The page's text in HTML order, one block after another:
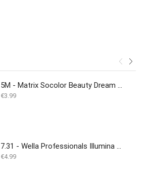
5M - Matrix Socolor Beauty Dream Age 90ML
€3.99
7.31 - Wella Professionals Illumina Color - 60ml - (Duplicate Imported from WooCommerce)
€4.99